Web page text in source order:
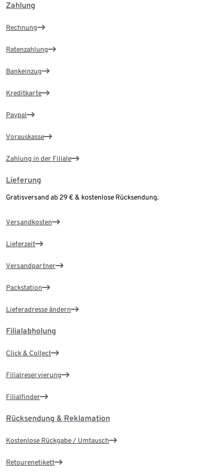
Zahlung
Rechnung
Ratenzahlung
Bankeinzug
Kreditkarte
Paypal
Vorauskasse
Zahlung in der Filiale
Lieferung
Gratisversand ab 29 € & kostenlose Rücksendung.
Versandkosten
Lieferzeit
Versandpartner
Packstation
Lieferadresse ändern
Filialabholung
Click & Collect
Filialreservierung
Filialfinder
Rücksendung & Reklamation
Kostenlose Rückgabe / Umtausch
Retourenetikett